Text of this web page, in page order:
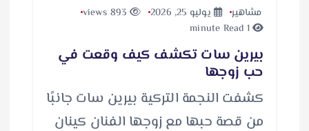
مشاهير يوليو 25, 2026
1 minute Read
بيرين سات تكشف كيف وقعت في
حب زوجها
كشفت النجمة التركية بيرين سات جانبًا
من قصة حبها مع زوجها الفنان كينان